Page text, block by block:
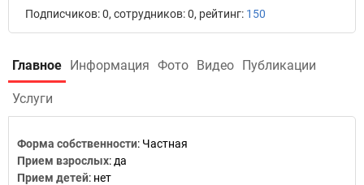
Подписчиков: 0, сотрудников: 0, рейтинг: 150
Главное Информация Фото Видео Публикации
Услуги
Форма собственности: Частная
Прием взрослых: да
Прием детей: нет